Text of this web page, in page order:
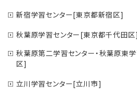
新宿学習センター[東京都新宿区]
秋葉原学習センター[東京都千代田区]
秋葉原第二学習センター・秋葉原東
区]
立川学習センター[立川市]